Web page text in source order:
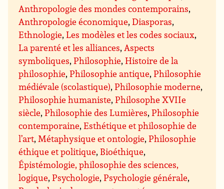
Anthropologie des mondes contemporains,
Anthropologie économique,Diasporas,
Ethnologie,Les modèles et les codes sociaux,
La parenté et les alliances, Aspects
symboliques,Philosophie,Histoire de la
philosophie,Philosophie antique,Philosophie
médiévale (scolastique),Philosophie moderne,
Philosophie humaniste,Philosophe XVIIe
siècle,Philosophie des Lumières,Philosophie
contemporaine,Esthétique et philosophie de
l’art, Métaphysique et ontologie,Philosophie
éthique et politique, Bioéthique,
Épistémologie, philosophie des sciences,
logique,Psychologie,Psychologie générale,